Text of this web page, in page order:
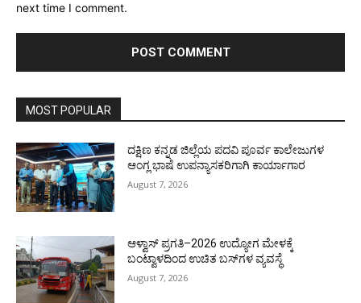
next time I comment.
MOST POPULAR
ದಕ್ಷಿಣ ಕನ್ನಡ ಜಿಲ್ಲೆಯ ಪದವಿ ಪೂರ್ವ ಕಾಲೇಜುಗಳ
ಆಂಗ್ಲ ಭಾಷೆ ಉಪನ್ಯಾಸಕರಿಗಾಗಿ ಕಾರ್ಯಾಗಾರ
August 7, 2026
ಆಳ್ವಾಸ್ ಪ್ರಗತಿ–2026 ಉದ್ಯೋಗ ಮೇಳಕ್ಕೆ
ಬಂಟ್ವಾಳದಿಂದ ಉಚಿತ ಬಸ್‌ಗಳ ವ್ಯವಸ್ಥೆ
August 7, 2026